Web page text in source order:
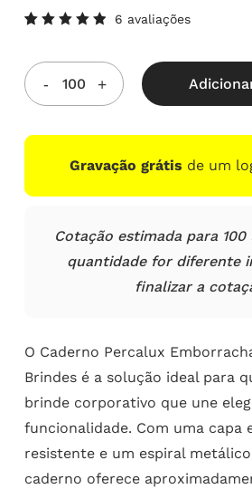
5.00de
5, com
baseado
em
clientes
6 avaliações
Gravação grátis de um
Cotação estimada para 100
quantidade for diferente
finalizar a
O Caderno Percalux
Brindes é a solução ideal para
brinde corporativo que une
funcionalidade. Com uma capa
resistente e um espiral
caderno oferece